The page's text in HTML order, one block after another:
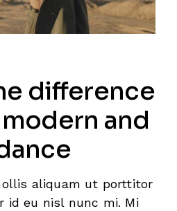
difference
and
aliquam ut porttitor
id eu nisl nunc mi. Mi